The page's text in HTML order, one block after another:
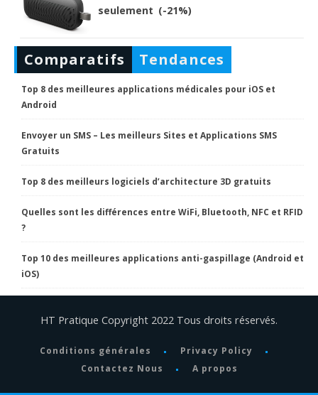
seulement (-21%)
Comparatifs Tendances
Top 8 des meilleures applications médicales pour iOS et
Android
Envoyer un SMS – Les meilleurs Sites et Applications SMS
Gratuits
Top 8 des meilleurs logiciels d’architecture 3D gratuits
Quelles sont les différences entre WiFi, Bluetooth, NFC et RFID
?
Top 10 des meilleures applications anti-gaspillage (Android et
iOS)
HT Pratique Copyright 2022 Tous droits réservés.
Conditions générales
Privacy Policy
Contactez Nous
A propos